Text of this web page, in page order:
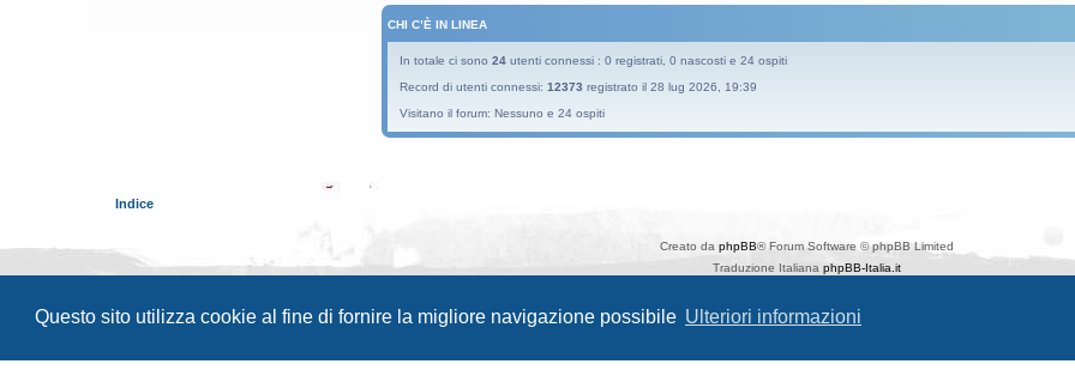
Questo sito utilizza cookie al fine di fornire la migliore navigazione possibile Ulteriori informazioni
CHI C’È IN LINEA
In totale ci sono 24 utenti connessi : 0 registrati, 0 nascosti e 24 ospiti
Record di utenti connessi: 12373 registrato il 28 lug 2026, 19:39
Visitano il forum: Nessuno e 24 ospiti
Indice
Creato da phpBB® Forum Software © phpBB Limited
Traduzione Italiana phpBB-Italia.it
phpBB SiteMaker